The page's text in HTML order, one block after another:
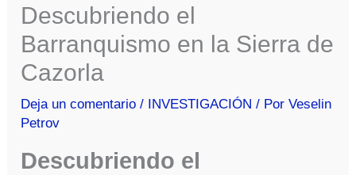
Descubriendo el
Barranquismo en la Sierra de
Cazorla
Deja un comentario / INVESTIGACIÓN / PorVeselin
Petrov
Descubriendo el